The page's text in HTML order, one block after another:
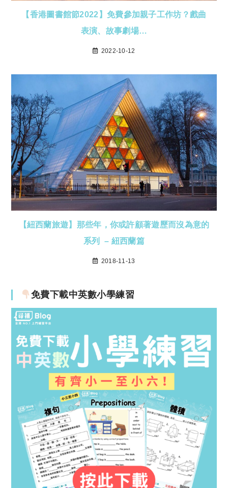
【香港圖書館節2022】免費參加親子工作坊？戲曲
表演、故事劇場…
2022-10-12
【紐西蘭旅遊】那些年，你或許顧著遊歷而沒為意的
系列 – 紐西蘭篇
2018-11-13
免費下載中英數小學練習